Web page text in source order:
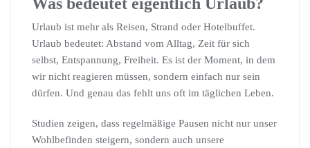
Urlaub ist mehr als Reisen, Strand oder Hotelbuffet.
Urlaub bedeutet: Abstand vom Alltag, Zeit für sich
selbst, Entspannung, Freiheit. Es ist der Moment, in dem
wir nicht reagieren müssen, sondern einfach nur sein
dürfen. Und genau das fehlt uns oft im täglichen Leben.
Studien zeigen, dass regelmäßige Pausen nicht nur unser
Wohlbefinden steigern, sondern auch unsere